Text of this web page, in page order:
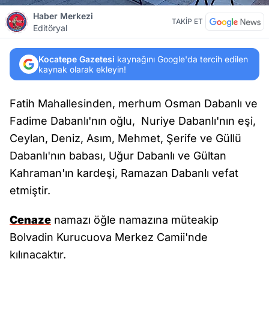
Haber Merkezi
Editöryal
TAKİP ET
Kocatepe Gazetesi kaynağını Google'da tercih edilen
kaynak olarak ekleyin!
Fatih Mahallesinden, merhum Osman Dabanlı ve
Fadime Dabanlı'nın oğlu, Nuriye Dabanlı'nın eşi,
Ceylan, Deniz, Asım, Mehmet, Şerife ve Güllü
Dabanlı'nın babası, Uğur Dabanlı ve Gültan
Kahraman'ın kardeşi, Ramazan Dabanlı vefat
etmiştir.
Cenaze namazı öğle namazına müteakip
Bolvadin Kurucuova Merkez Camii'nde
kılınacaktır.